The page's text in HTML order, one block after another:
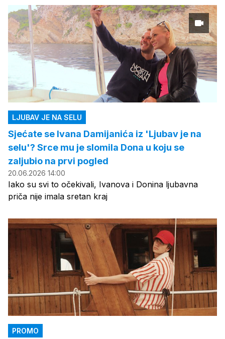
LJUBAV JE NA SELU
Sjećate se Ivana Damijanića iz 'Ljubav je na
selu'? Srce mu je slomila Dona u koju se
zaljubio na prvi pogled
20.06.2026 14:00
Iako su svi to očekivali, Ivanova i Donina ljubavna
priča nije imala sretan kraj
PROMO